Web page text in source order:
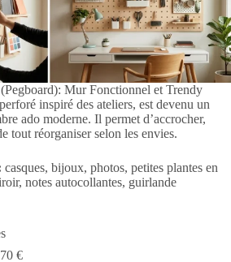
Mur Fonctionnel et Trendy
inspiré des ateliers, est devenu un
ado moderne. Il permet d’accrocher,
tout réorganiser selon les envies.
casques, bijoux, photos, petites plantes en
notes autocollantes, guirlande
€